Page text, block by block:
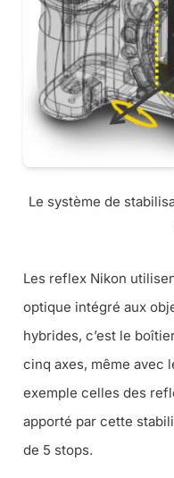
Le système de
Les reflex Nikon
optique intégré aux
hybrides, c’est le
cinq axes, même avec
exemple celles des
apporté par cette
de 5 stops.